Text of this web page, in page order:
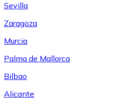
Sevilla
Zaragoza
Murcia
Palma de Mallorca
Bilbao
Alicante